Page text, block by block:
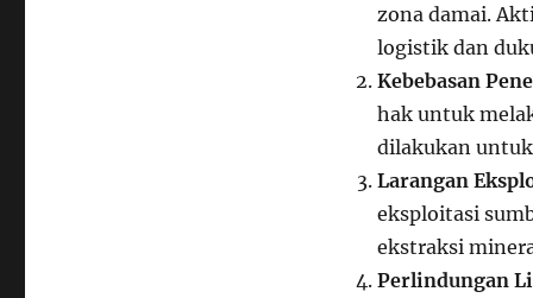
zona damai.
logistik dan
Kebebasan
hak untuk
dilakukan untuk
Larangan
eksploitasi
ekstraksi
Perlindungan